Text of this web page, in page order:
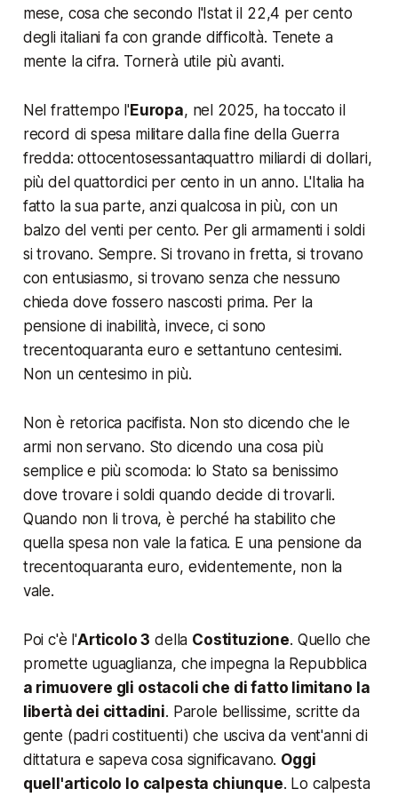
mese, cosa che secondo l'Istat il 22,4 per cento
degli italiani fa con grande difficoltà. Tenete a
mente la cifra. Tornerà utile più avanti.
Nel frattempo l'Europa, nel 2025, ha toccato il
record di spesa militare dalla fine della Guerra
fredda: ottocentosessantaquattro miliardi di dollari,
più del quattordici per cento in un anno. L'Italia ha
fatto la sua parte, anzi qualcosa in più, con un
balzo del venti per cento. Per gli armamenti i soldi
si trovano. Sempre. Si trovano in fretta, si trovano
con entusiasmo, si trovano senza che nessuno
chieda dove fossero nascosti prima. Per la
pensione di inabilità, invece, ci sono
trecentoquaranta euro e settantuno centesimi.
Non un centesimo in più.
Non è retorica pacifista. Non sto dicendo che le
armi non servano. Sto dicendo una cosa più
semplice e più scomoda: lo Stato sa benissimo
dove trovare i soldi quando decide di trovarli.
Quando non li trova, è perché ha stabilito che
quella spesa non vale la fatica. E una pensione da
trecentoquaranta euro, evidentemente, non la
vale.
Poi c'è l'Articolo 3 della Costituzione. Quello che
promette uguaglianza, che impegna la Repubblica
a rimuovere gli ostacoli che di fatto limitano la
libertà dei cittadini. Parole bellissime, scritte da
gente (padri costituenti) che usciva da vent'anni di
dittatura e sapeva cosa significavano. Oggi
quell'articolo lo calpesta chiunque. Lo calpesta